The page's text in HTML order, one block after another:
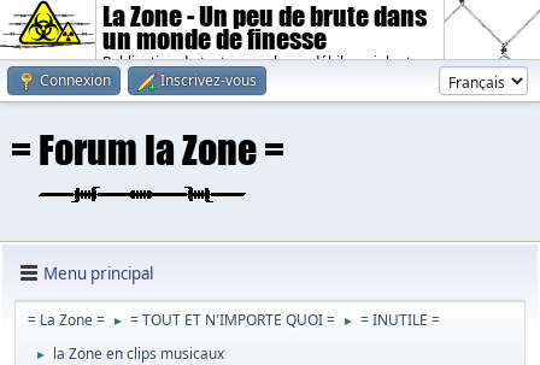
La Zone - Un peu de brute dans
un monde de finesse
Publication de textes sombres, débiles, violents.
Connexion
Inscrivez-vous
Menu principal
= La Zone = ► = TOUT ET N'IMPORTE QUOI = ► = INUTILE =
► la Zone en clips musicaux